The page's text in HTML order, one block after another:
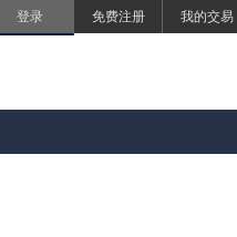
登录 免费注册 我的交易